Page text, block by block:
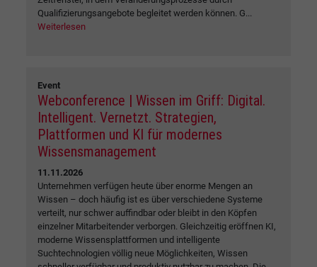
Qualifizierungsangebote begleitet werden können. G...
Weiterlesen
Event
Webconference | Wissen im Griff: Digital.
Intelligent. Vernetzt. Strategien,
Plattformen und KI für modernes
Wissensmanagement
11.11.2026
Unternehmen verfügen heute über enorme Mengen an
Wissen – doch häufig ist es über verschiedene Systeme
verteilt, nur schwer auffindbar oder bleibt in den Köpfen
einzelner Mitarbeitender verborgen. Gleichzeitig eröffnen KI,
moderne Wissensplattformen und intelligente
Suchtechnologien völlig neue Möglichkeiten, Wissen